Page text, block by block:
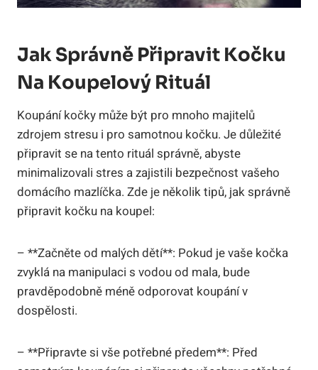
Jak Správně Připravit Kočku
Na Koupelový Rituál
Koupání kočky může být pro mnoho majitelů
zdrojem stresu i pro samotnou kočku. Je důležité
připravit se na tento rituál správně, abyste
minimalizovali stres a zajistili bezpečnost vašeho
domácího mazlíčka. Zde je několik tipů, jak správně
připravit kočku na koupel:
– **Začněte od malých dětí**: Pokud je vaše kočka
zvyklá na manipulaci s vodou od mala, bude
pravděpodobně méně odporovat koupání v
dospělosti.
– **Připravte si vše potřebné předem**: Před